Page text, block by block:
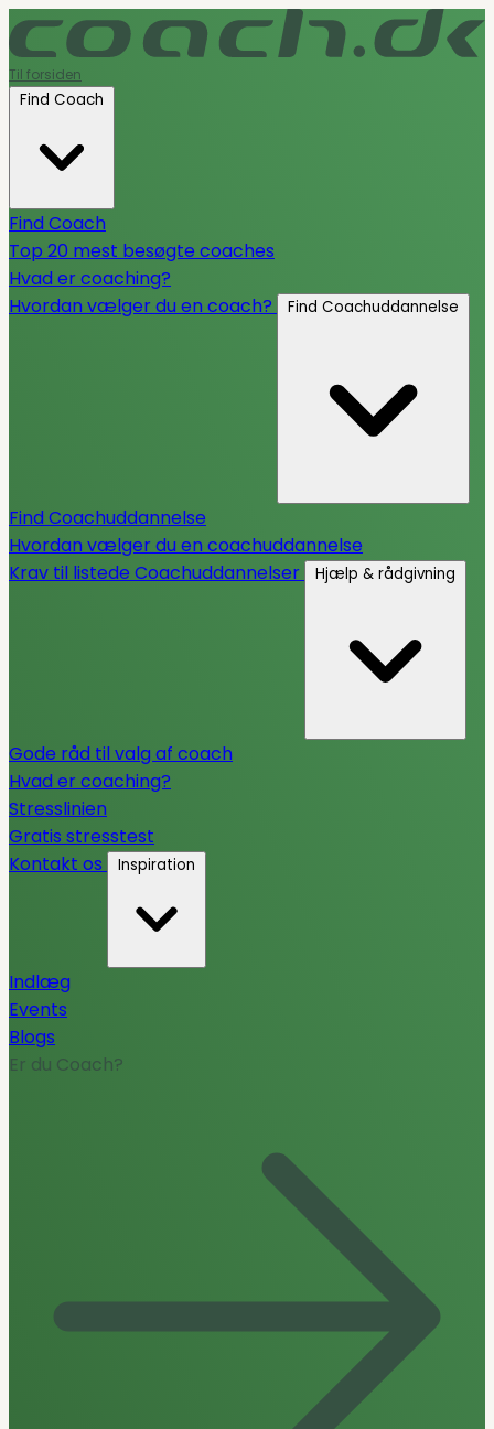
Til forsiden
Find Coach
Find Coach
Top 20 mest besøgte coaches
Hvad er coaching?
Hvordan vælger du en coach?
Find Coachuddannelse
Find Coachuddannelse
Hvordan vælger du en coachuddannelse
Krav til listede Coachuddannelser
Hjælp & rådgivning
Gode råd til valg af coach
Hvad er coaching?
Stresslinien
Gratis stresstest
Kontakt os
Inspiration
Indlæg
Events
Blogs
Er du Coach?